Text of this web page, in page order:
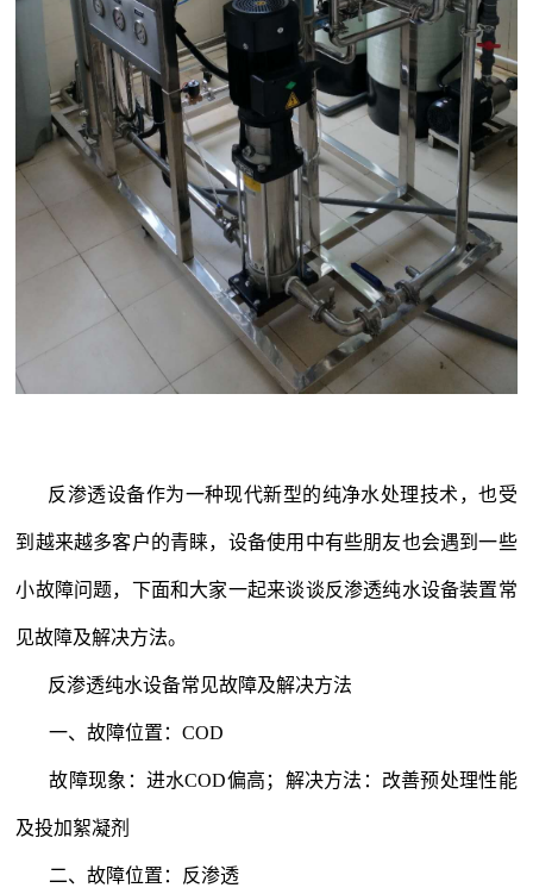
反渗透设备作为一种现代新型的纯净水处理技术，也受
到越来越多客户的青睐，设备使用中有些朋友也会遇到一些
小故障问题，下面和大家一起来谈谈反渗透纯水设备装置常
见故障及解决方法。
反渗透纯水设备常见故障及解决方法
一、故障位置：COD
故障现象：进水COD偏高；解决方法：改善预处理性能
及投加絮凝剂
二、故障位置：反渗透